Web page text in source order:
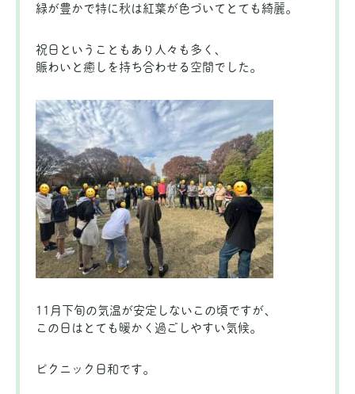
緑が豊かで特に秋は紅葉が色づいてとても綺麗。
祝日ということもあり人々も多く、
賑わいと癒しを持ち合わせる空間でした。
11月下旬の気温が安定しないこの頃ですが、
この日はとても暖かく過ごしやすい気候。
ピクニック日和です。